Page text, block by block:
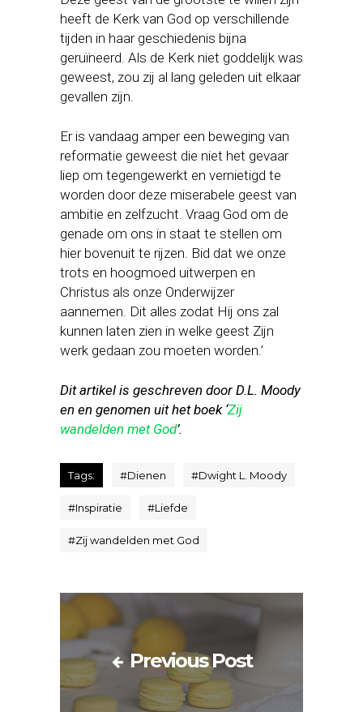
heeft de Kerk van God op verschillende
tijden in haar geschiedenis bijna
geruïneerd. Als de Kerk niet goddelijk was
geweest, zou zij al lang geleden uit elkaar
gevallen zijn.
Er is vandaag amper een beweging van
reformatie geweest die niet het gevaar
liep om tegengewerkt en vernietigd te
worden door deze miserabele geest van
ambitie en zelfzucht. Vraag God om de
genade om ons in staat te stellen om
hier bovenuit te rijzen. Bid dat we onze
trots en hoogmoed uitwerpen en
Christus als onze Onderwijzer
aannemen. Dit alles zodat Hij ons zal
kunnen laten zien in welke geest Zijn
werk gedaan zou moeten worden.’
Dit artikel is geschreven door D.L. Moody
en en genomen uit het boek ‘Zij
wandelden met God’.
Tags: #Dienen #Dwight L. Moody
#Inspiratie #Liefde
#Zij wandelden met God
Previous Post